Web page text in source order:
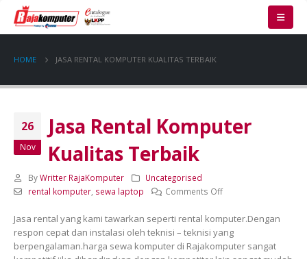
HOME JASA RENTAL KOMPUTER KUALITAS TERBAIK
26
Nov
Jasa Rental Komputer
Kualitas Terbaik
By Writter RajaKomputer
Uncategorised
rental komputer, sewa laptop Comments Offon
Rental
Komputer
Kualitas
Jasa rental yang kami tawarkan seperti rental komputer.Dengan
respon cepat dan instalasi oleh teknisi – teknisi yang
berpengalaman.harga sewa komputer di Rajakomputer sangat